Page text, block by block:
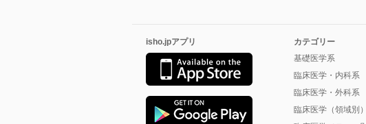
isho.jpアプリ
カテゴリー
基礎医学系
臨床医学・内科系
臨床医学・外科系
臨床医学（領域別）